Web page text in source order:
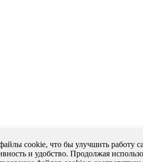
cookie, что бы улучшить работу
и удобство. Продолжая